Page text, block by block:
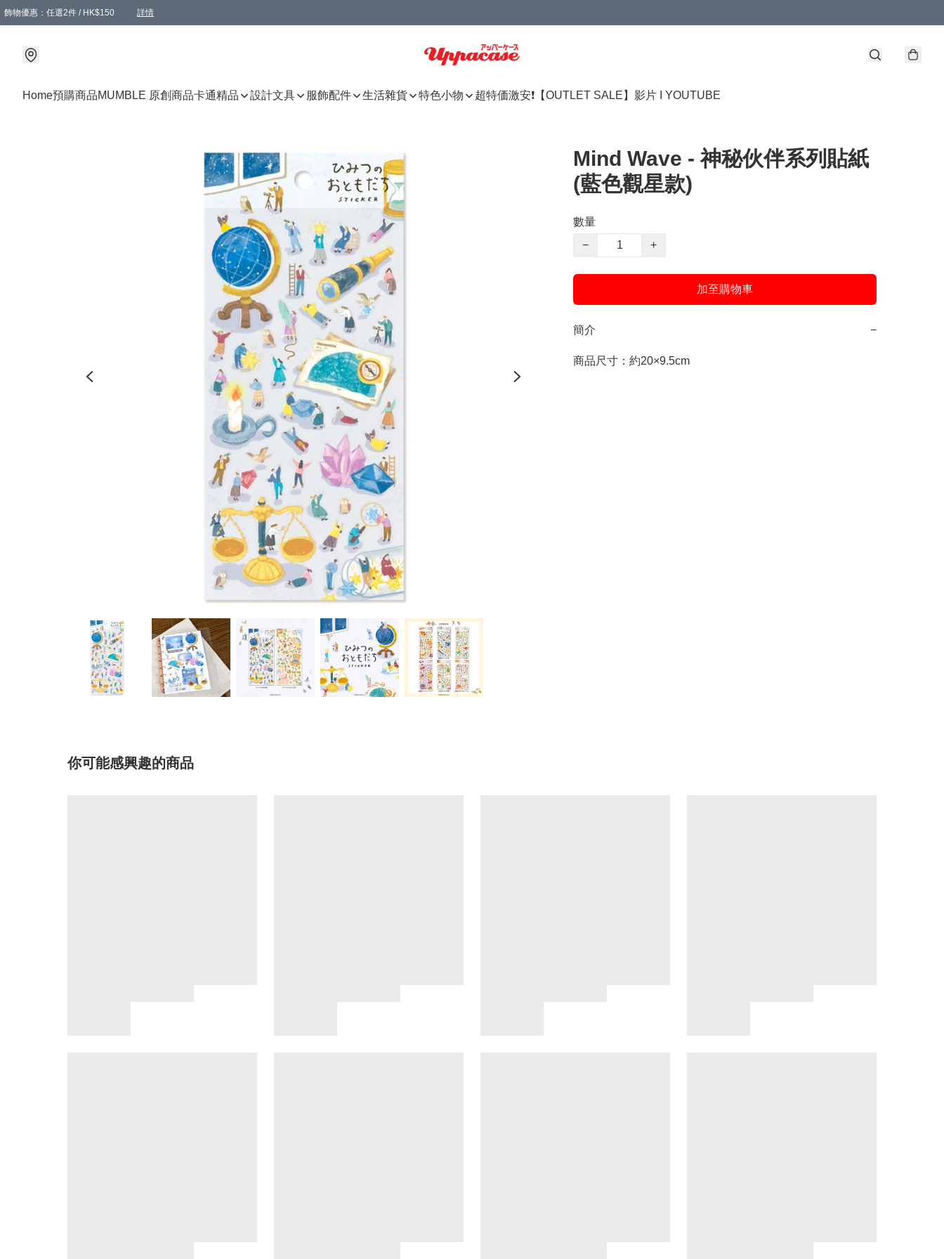
飾物優惠：任選2件 / HK$150 詳情
Home預購商品MUMBLE 原創商品卡通精品 設計文具 服飾配件 生活雜貨 特色小物 超特価激安❗【OUTLET SALE】 影片 I YOUTUBE
Mind Wave - 神秘伙伴系列貼紙
(藍色觀星款)
數量
−
+
加至購物車
簡介 −
商品尺寸：約20×9.5cm
你可能感興趣的商品